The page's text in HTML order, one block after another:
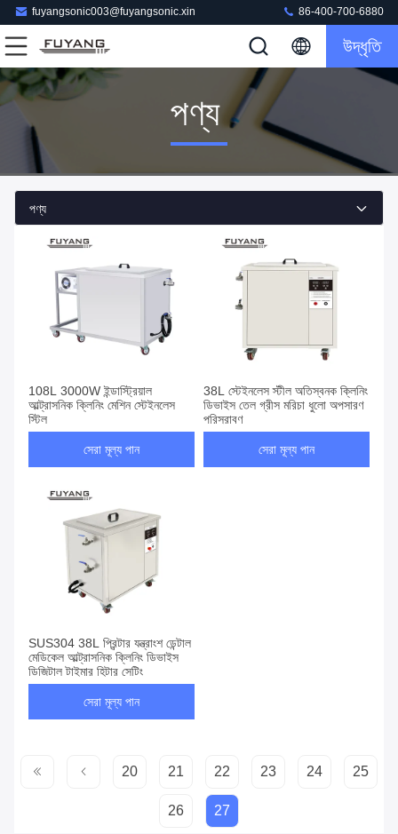
fuyangsonic003@fuyangsonic.xin 86-400-700-6880
উদ্ধৃতি
পণ্য
পণ্য
108L 3000W ইন্ডাস্ট্রিয়াল
আল্ট্রাসনিক ক্লিনিং মেশিন স্টেইনলেস
স্টিল
সেরা মূল্য পান
38L স্টেইনলেস স্টীল অতিস্বনক ক্লিনিং
ডিভাইস তেল গ্রীস মরিচা ধুলো অপসারণ
পরিস্রাবণ
সেরা মূল্য পান
SUS304 38L প্রিন্টার যন্ত্রাংশ ডেন্টাল
মেডিকেল আল্ট্রাসনিক ক্লিনিং ডিভাইস
ডিজিটাল টাইমার হিটার সেটিং
সেরা মূল্য পান
20 21 22 23 24 25
26 27